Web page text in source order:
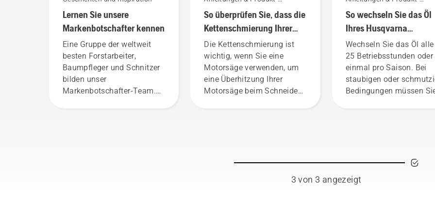
Lernen Sie unsere
Markenbotschafter kennen
Eine Gruppe der weltweit
besten Forstarbeiter,
Baumpfleger und Schnitzer
bilden unser
Markenbotschafter-Team.
So überprüfen Sie, dass die
Kettenschmierung Ihrer
Motorsäge funktioniert
Die Kettenschmierung ist
wichtig, wenn Sie eine
Motorsäge verwenden, um
eine Überhitzung Ihrer
Motorsäge beim Schneiden
von Schiene und Kette.
So wechseln Sie das Öl
Ihres Husqvarna
Rasenmähers
Wechseln Sie das Öl alle
25 Betriebsstunden oder
einmal pro Saison. Bei
staubigen oder
Bedingungen müssen
3 von 3 angezeigt